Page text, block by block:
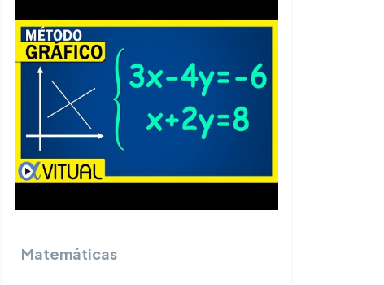
Matemáticas